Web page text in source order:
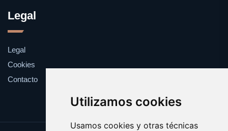
Utilizamos cookies
Usamos cookies y otras técnicas
Legal
Legal
Cookies
Contacto